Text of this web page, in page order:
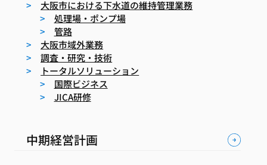
大阪市における下水道の維持管理業務
処理場・ポンプ場
管路
大阪市域外業務
調査・研究・技術
トータルソリューション
国際ビジネス
JICA研修
中期経営計画